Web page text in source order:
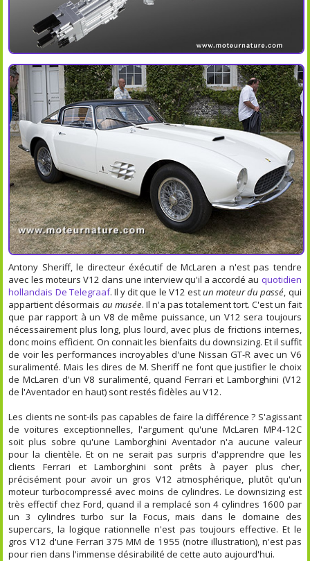
Antony Sheriff, le directeur éxécutif de McLaren a n'est pas tendre
avec les moteurs V12 dans une interview qu'il a accordé au quotidien
hollandais De Telegraaf. Il y dit que le V12 estun moteur du passé , qui
appartient désormais au musée. Il n'a pas totalement tort. C'est un fait
que par rapport à un V8 de même puissance, un V12 sera toujours
nécessairement plus long, plus lourd, avec plus de frictions internes,
donc moins efficient. On connait les bienfaits du downsizing. Et il suffit
de voir les performances incroyables d'une Nissan GT-R avec un V6
suralimenté. Mais les dires de M. Sheriff ne font que justifier le choix
de McLaren d'un V8 suralimenté, quand Ferrari et Lamborghini (V12
de l'Aventador en haut) sont restés fidèles au V12.
Les clients ne sont-ils pas capables de faire la différence ? S'agissant
de voitures exceptionnelles, l'argument qu'une McLaren MP4-12C
soit plus sobre qu'une Lamborghini Aventador n'a aucune valeur
pour la clientèle. Et on ne serait pas surpris d'apprendre que les
clients Ferrari et Lamborghini sont prêts à payer plus cher,
précisément pour avoir un gros V12 atmosphérique, plutôt qu'un
moteur turbocompressé avec moins de cylindres. Le downsizing est
très effectif chez Ford, quand il a remplacé son 4 cylindres 1600 par
un 3 cylindres turbo sur la Focus, mais dans le domaine des
supercars, la logique rationnelle n'est pas toujours effective. Et le
gros V12 d'une Ferrari 375 MM de 1955 (notre illustration), n'est pas
pour rien dans l'immense désirabilité de cette auto aujourd'hui.